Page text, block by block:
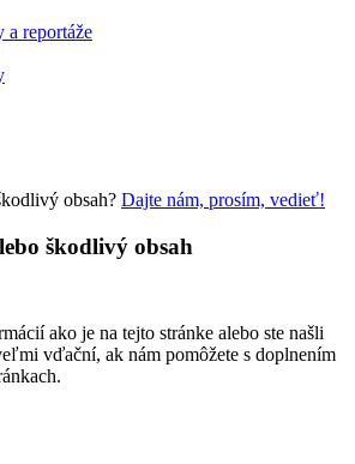
a reportáže
obsah? Dajte nám, prosím, vedieť!
škodlivý obsah
ako je na tejto stránke alebo ste našli
vďační, ak nám pomôžete s doplnením